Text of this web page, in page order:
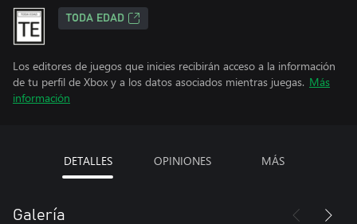
TODA EDAD
Los editores de juegos que inicies recibirán acceso a la información
de tu perfil de Xbox y a los datos asociados mientras juegas. Más
información
DETALLES OPINIONES MÁS
Galería